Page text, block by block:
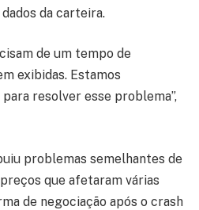
da carteira.
de um tempo de
exibidas. Estamos
resolver esse problema”,
problemas semelhantes de
que afetaram várias
de negociação após o crash